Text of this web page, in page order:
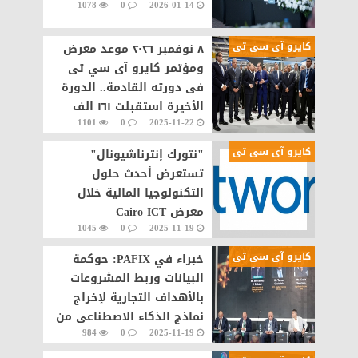
2026-01-14
0
1078
كايرو آى سى تى
٨ نوفمبر ٢٠٢٦ موعد معرض
ومؤتمر كايرو آى سي تى
فى دورته القادمة.. الدورة
الأخيرة استقبلت ١٦١ الف
زائر2025-11-22
0
1101
كايرو آى سى تى
"نتورك إنترناشيونال"
تستعرض أحدث حلول
التكنولوجيا المالية خلال
معرض Cairo ICT
2025-11-19
0
1045
كايرو آى سى تى
​خبراء في PAFIX: حوكمة
البيانات وربط المشروعات
بالأهداف التجارية لإخراج
نماذج الذكاء الاصطناعي من
«الصندوق الأسود»
2025-11-19
0
984